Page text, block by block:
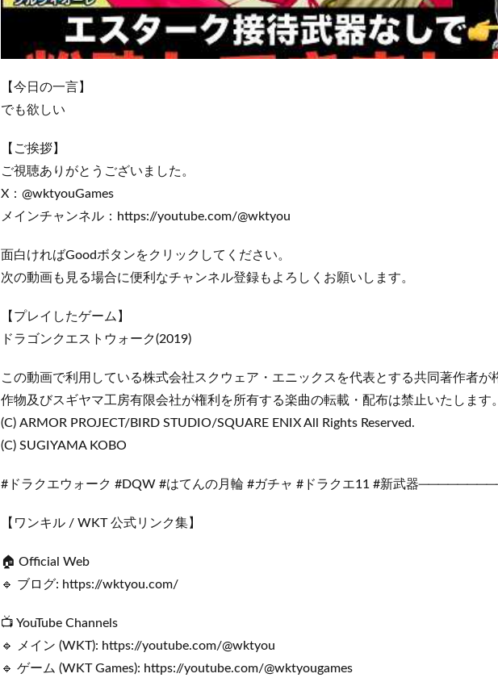
【今日の一言】
でも欲しい
【ご挨拶】
ご視聴ありがとうございました。
X：@wktyouGames
メインチャンネル：https://youtube.com/@wktyou
面白ければGoodボタンをクリックしてください。
次の動画も見る場合に便利なチャンネル登録もよろしくお願いします。
【プレイしたゲーム】
ドラゴンクエストウォーク(2019)
この動画で利用している株式会社スクウェア・エニックスを代表とする共同著作者が
作物及びスギヤマ工房有限会社が権利を所有する楽曲の転載・配布は禁止いたします。
(C) ARMOR PROJECT/BIRD STUDIO/SQUARE ENIX All Rights Reserved.
(C) SUGIYAMA KOBO
#ドラクエウォーク #DQW #はてんの月輪 #ガチャ #ドラクエ11 #新武器
【ワンキル / WKT 公式リンク集】
🏠 Official Web
🔹 ブログ: https://wktyou.com/
📺 YouTube Channels
🔹 メイン (WKT): https://youtube.com/@wktyou
🔹 ゲーム (WKT Games): https://youtube.com/@wktyougames